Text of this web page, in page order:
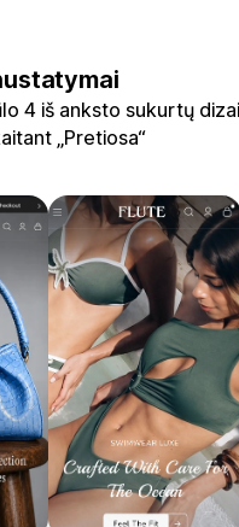
4 iš anksto sukurtų
„Pretiosa“